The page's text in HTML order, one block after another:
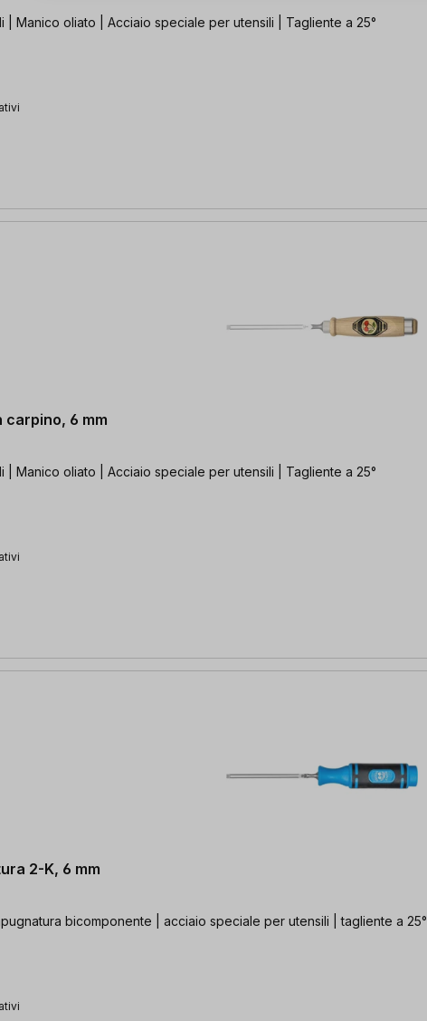
Manico oliato | Acciaio speciale per utensili | Tagliente a 25°
carpino, 6 mm
Manico oliato | Acciaio speciale per utensili | Tagliente a 25°
2-K, 6 mm
bicomponente | acciaio speciale per utensili | tagliente a 25°